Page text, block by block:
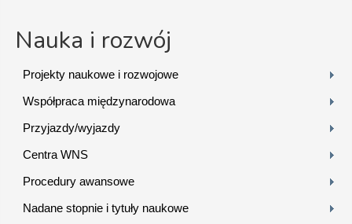
Nauka i rozwój
Projekty naukowe i rozwojowe
Współpraca międzynarodowa
Przyjazdy/wyjazdy
Centra WNS
Procedury awansowe
Nadane stopnie i tytuły naukowe